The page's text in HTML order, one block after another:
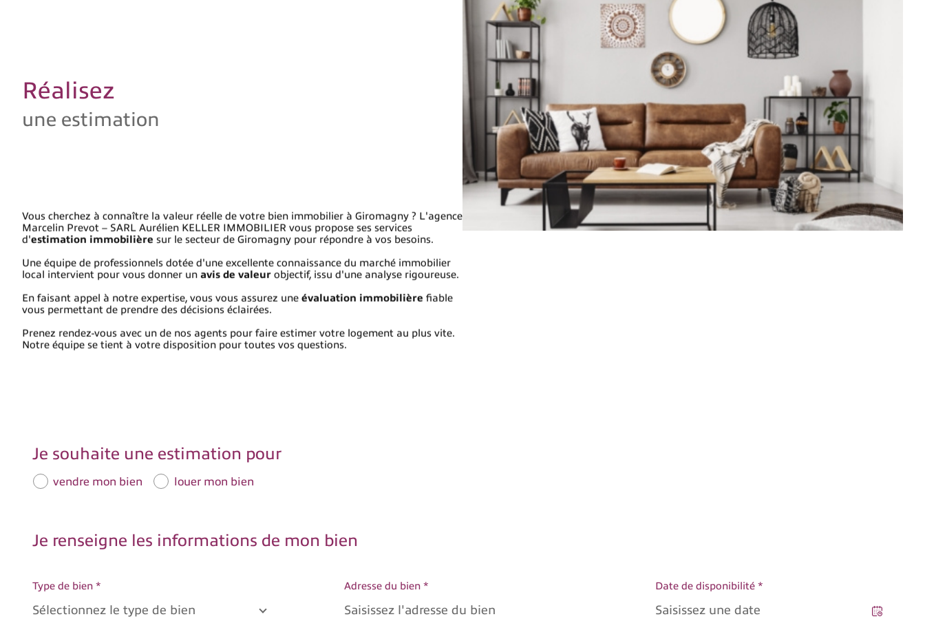
Réalisez
une estimation
Vous cherchez à connaître la valeur réelle de votre bien immobilier à Giromagny ? L'agence
Marcelin Prevot – SARL Aurélien KELLER IMMOBILIER vous propose ses services
d'estimation immobilière sur le secteur de Giromagny pour répondre à vos besoins.
Une équipe de professionnels dotée d'une excellente connaissance du marché immobilier
local intervient pour vous donner un avis de valeur objectif, issu d'une analyse rigoureuse.
En faisant appel à notre expertise, vous vous assurez une évaluation immobilière fiable
vous permettant de prendre des décisions éclairées.
Prenez rendez-vous avec un de nos agents pour faire estimer votre logement au plus vite.
Notre équipe se tient à votre disposition pour toutes vos questions.
Je souhaite une estimation pour
vendre mon bien louer mon bien
Je renseigne les informations de mon bien
Type de bien *
Sélectionnez le type de bien
Adresse du bien * Date de disponibilité *